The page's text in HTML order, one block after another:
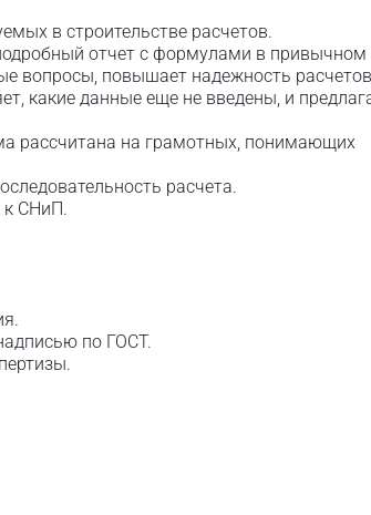
в строительстве расчетов.
отчет с формулами в привычном
вопросы, повышает надежность
какие данные еще не введены, и
рассчитана на грамотных, понимающих
расчета.
к СНиП.
по ГОСТ.